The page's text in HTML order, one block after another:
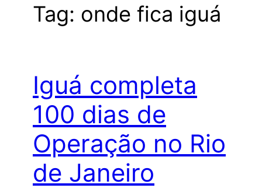
Tag: onde fica iguá
Iguá completa
100 dias de
Operação no Rio
de Janeiro